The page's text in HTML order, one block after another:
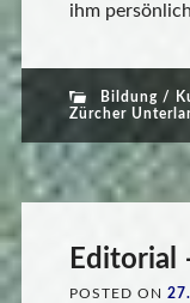
ihm
Bildung /
Zürcher
Editorial
POSTED ON